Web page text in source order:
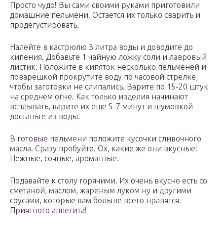
Просто чудо! Вы сами своими руками приготовили
домашние пельмени. Остается их только сварить и
продегустировать.
Налейте в кастрюлю 3 литра воды и доводите до
кипения. Добавьте 1 чайную ложку соли и лавровый
листик. Положите в кипяток несколько пельменей и
поварешкой прокрутите воду по часовой стрелке,
чтобы заготовки не слипались. Варите по 15-20 штук
на среднем огне. Как только изделия начинают
всплывать, варите их еще 5-7 минут и шумовкой
достаньте из воды.
В готовые пельмени положите кусочки сливочного
масла. Сразу пробуйте. Ох, какие же они вкусные!
Нежные, сочные, ароматные.
Подавайте к столу горячими. Их очень вкусно есть со
сметаной, маслом, жареным луком ну и другими
соусами, которые вам больше всего нравятся.
Приятного аппетита!